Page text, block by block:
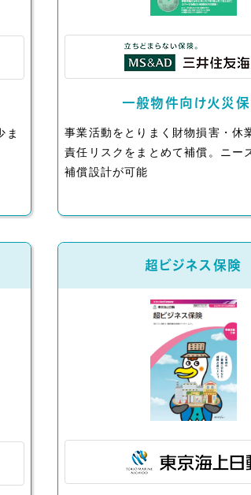
ま
一般物件向け火災
事業活動をとりまく財物損害・休
責任リスクをまとめて補償。ニー
補償設計が可能
超ビジネス保険